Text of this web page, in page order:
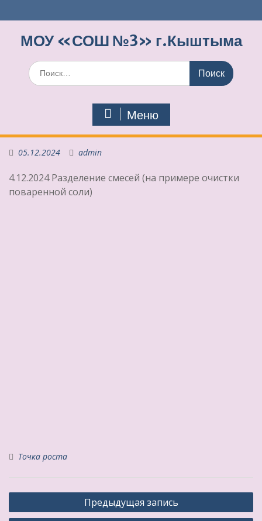
к
МОУ «СОШ №3» г.Кыштыма
Поиск
по:
Меню
05.12.2024 admin
4.12.2024 Разделение смесей (на примере очистки
поваренной соли)
Точка роста
Навигация
по
Предыдущая запись